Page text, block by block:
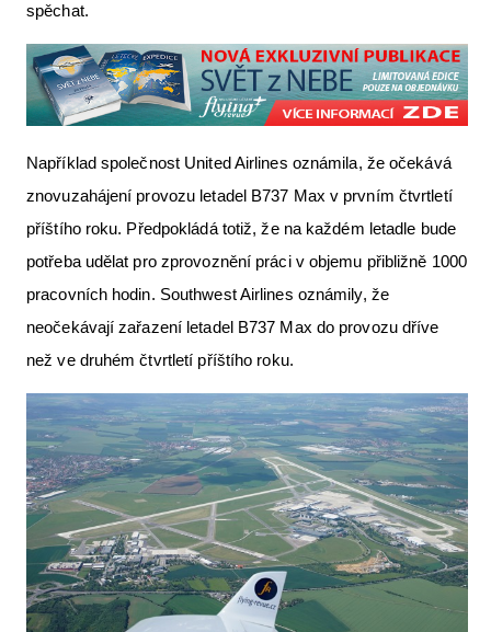
spěchat.
Například společnost United Airlines oznámila, že očekává
znovuzahájení provozu letadel B737 Max v prvním čtvrtletí
příštího roku. Předpokládá totiž, že na každém letadle bude
potřeba udělat pro zprovoznění práci v objemu přibližně 1000
pracovních hodin. Southwest Airlines oznámily, že
neočekávají zařazení letadel B737 Max do provozu dříve
než ve druhém čtvrtletí příštího roku.